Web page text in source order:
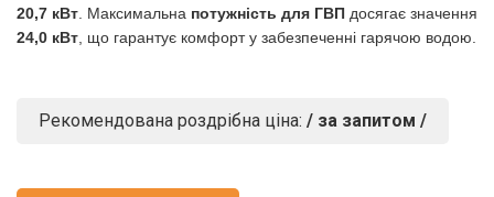
20,7 кВт . Максимальна потужність для ГВП досягає значення
24,0 кВт , що гарантує комфорт у забезпеченні гарячою водою.
Рекомендована роздрібна ціна: / за запитом /